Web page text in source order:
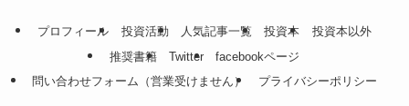
プロフィール 投資活動 人気記事一覧 投資本
投資本以外
推奨書籍
Twitter
facebookページ
問い合わせフォーム（営業受けません）
プライバシーポリシー